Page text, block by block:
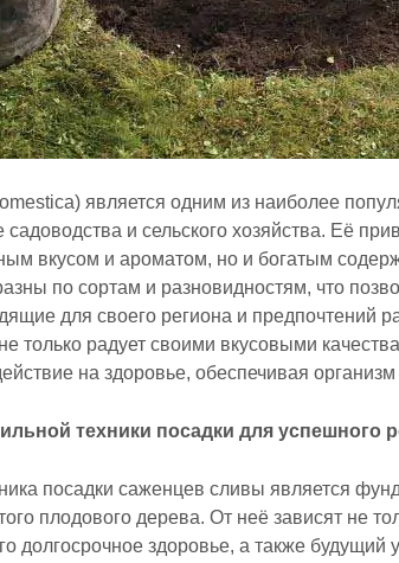
является одним из наиболее
и сельского хозяйства. Её
вкусом и ароматом, но и богатым
по сортам и разновидностям, что
для своего региона и предпочтений
только радует своими вкусовыми
на здоровье, обеспечивая
техники посадки для успешного
посадки саженцев сливы является
плодового дерева. От неё зависят не
долгосрочное здоровье, а также будущий